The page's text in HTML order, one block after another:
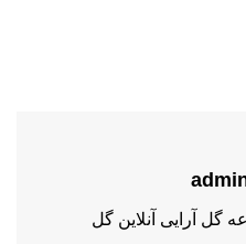
گل آرایی آنلاین گل